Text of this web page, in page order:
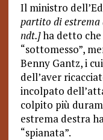
Il ministro
partito di estrema
ndt.]ha detto che
“sottomesso”,
Benny Gantz, i
dell’aver
incolpato
colpito più
estrema destra
“spianata”.